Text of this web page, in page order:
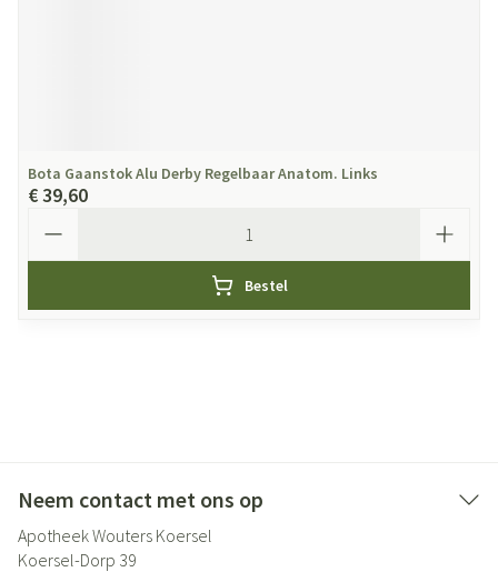
Bota Gaanstok Alu Derby Regelbaar Anatom. Links
€ 39,60
Bestel
Neem contact met ons op
Apotheek Wouters Koersel
Koersel-Dorp 39